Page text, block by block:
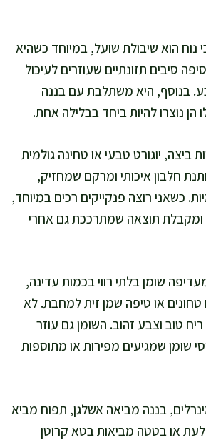
נוח הוא שיבולת שועל, במיוחד כשהיא
סיבים תזונתיים שעוזרים לעיכול
בנוסף, היא משתלבת עם בננה
נוצרו להיות ביחד בבלילה אחת.
ביצה, יוגורט טבעי או טחינה גולמית
חלבון איכותי ומרקם שמחזיק,
כשאני רוצה פנקייקים רכים במיוחד,
ומקבלת תוצאה שמתרככת גם אחרי
שומן בלתי רווי בכמות עדינה,
או טיפה שמן זית למחבת. לא
טוב וצבע זהוב. השומן גם עוזר
שומן שמגיעים מפירות או מתוספות
בננה מביאה אשלגן, תפוח מביא
או בטטה מביאות בטא קרוטן